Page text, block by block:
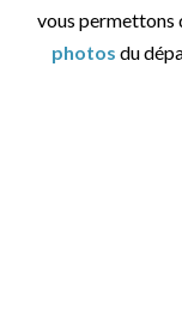
vous permettons
photos du